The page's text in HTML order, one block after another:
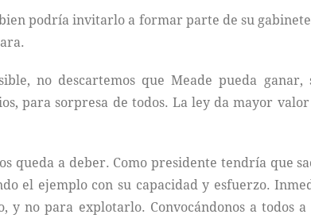
podría invitarlo a formar parte de su
no descartemos que Meade pueda ganar,
para sorpresa de todos. La ley da mayor
queda a deber. Como presidente tendría que
el ejemplo con su capacidad y esfuerzo.
no para explotarlo. Convocándonos a todos